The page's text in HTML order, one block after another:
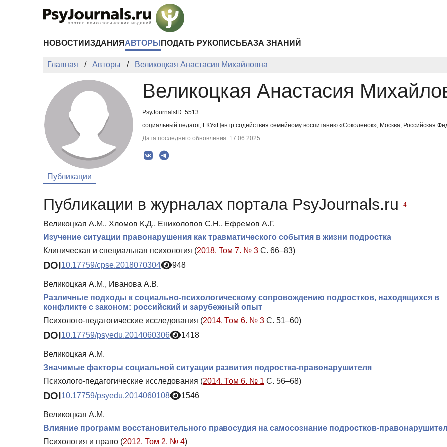
НОВОСТИ ИЗДАНИЯ АВТОРЫ ПОДАТЬ РУКОПИСЬ БАЗА ЗНАНИЙ
Главная Авторы Великоцкая Анастасия Михайловна
Великоцкая Анастасия
PsyJournalsID: 5513
социальный педагог, ГКУ«Центр содействия семейному воспитанию «Соколенок», Москва, Российская
Дата последнего обновления: 17.06.2025
Публикации
Публикации в журналах портала PsyJournals.ru 4
Великоцкая А.М., Хломов К.Д., Ениколопов С.Н., Ефремов А.Г.
Изучение ситуации правонарушения как травматического события в жизни подростка
Клиническая и специальная психология (2018. Том 7. № 3 С. 66–83)
DOI10.17759/cpse.2018070304 948
Великоцкая А.М., Иванова А.В.
Различные подходы к социально-психологическому сопровождению подростков, находящихся в
конфликте с законом: российский и зарубежный опыт
Психолого-педагогические исследования (2014. Том 6. № 3 С. 51–60)
DOI10.17759/psyedu.2014060306 1418
Великоцкая А.М.
Значимые факторы социальной ситуации развития подростка-правонарушителя
Психолого-педагогические исследования (2014. Том 6. № 1 С. 56–68)
DOI10.17759/psyedu.2014060108 1546
Великоцкая А.М.
Влияние программ восстановительного правосудия на самосознание подростков-
Психология и право (2012. Том 2. № 4)